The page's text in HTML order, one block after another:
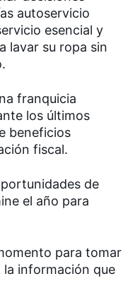
autoservicio
esencial y
lavar su ropa sin
franquicia
los últimos
beneficios
fiscal.
de
el año para
para tomar
información que